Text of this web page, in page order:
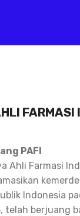
FARMASI
PAFI
Ahli Farmasi
Indonesia
telah berjuang